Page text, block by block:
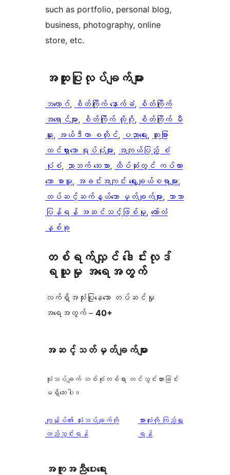
such as portfolio, personal blog,
business, photography, online
store, etc.
အ​ထူး​ပြု​လုပ်​ချက်​များ
ဘလော့ဂ်, စိတ်ကြိုက် နောက်ခံ,
စိတ်ကြိုက်
အရောင်များ, စိတ်ကြိုက် လိုဂို,
စိတ်ကြိုက် မီ
နူး, အယ်ဒီတာ စတိုင်, ပညာရေး, ထူးခြား
ထင်ရှားသော ရုပ်ပုံများ, အကျယ်ပြည့် စံ
ပုံစံ, ညာဘက် ဘေးဘား, ထိပ်ဆုံးတွင် ကပ်ထား
သော စာမူ, အခင်းအကျင်း ရွေးချယ်စရာများ
ထပ်ဆင့်ဆက်နွယ်သော မှတ်ချက်များ, ဘာသာ
ပြန်ရန် အဆင်သင့်ဖြစ်မှု, ကော်လံ
နှစ်ခု
တစ်ရက်လျှင် ဒေါင်းလုဒ်
ရယူမှု အရေအတွက်
လက်ရှိအသုံးပြုနေသော တပ်ဆင်မှု
အရေအတွက် – 40+
အဆင့်သတ်မှတ်ချက်များ
သုံးသပ်ချက် တစ်စုံတစ်ရာ တင်သွင်းထားခြင်း
မရှိသေးပါ။
ကျွန်ုပ်၏ သုံးသပ်ချက်ကို
ထည့်သွင်းရန်
သုံးသပ်
ချက်
အားလုံးကို ကြည့်ရှု
ရန်
အကူအညီပေးရေး